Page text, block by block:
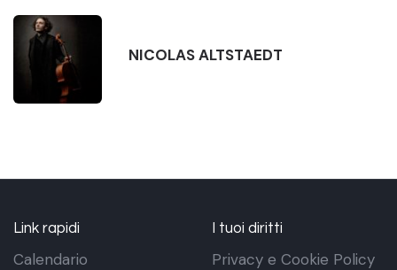
NICOLAS ALTSTAEDT
Link rapidi
Calendario
I tuoi diritti
Privacy e Cookie Policy